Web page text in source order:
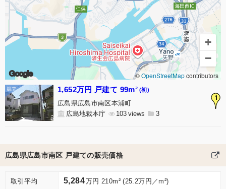
Google
+
−
©OpenStreetMapcontributors
1
1,652万円 戸建て 99m² (初)
広島県広島市南区本浦町
広島地裁本庁
103 3
広島県広島市南区 戸建ての販売価格
取引平均 5,284万円 210m² (25.2万円／m²)